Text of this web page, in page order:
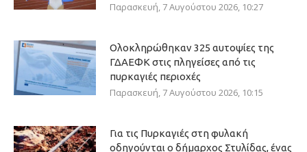
Παρασκευή, 7 Αυγούστου 2026, 10:27
Ολοκληρώθηκαν 325 αυτοψίες της
ΓΔΑΕΦΚ στις πληγείσες από τις
πυρκαγιές περιοχές
Παρασκευή, 7 Αυγούστου 2026, 10:15
Για τις Πυρκαγιές στη φυλακή
οδηγούνται ο δήμαρχος Στυλίδας, ένας